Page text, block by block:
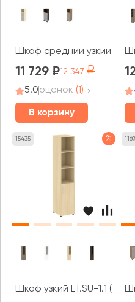
Шкаф средний узкий 1
11 729 12 347
5.0оценок (1)
В корзину
15435 %
Шкаф узкий LT.SU-1.1 (R)